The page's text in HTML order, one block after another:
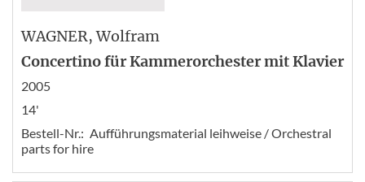
WAGNER, Wolfram
Concertino für Kammerorchester mit Klavier
2005
14'
Bestell-Nr.: Aufführungsmaterial leihweise / Orchestral
parts for hire